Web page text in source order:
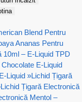
Blend Pentru
Ananas Pentru
10ml – E-Liquid TPD
E-Liquid
Liquid »Lichid Țigară
Lichid Țigară Electronică
Mentol –